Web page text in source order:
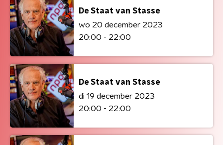
De Staat van Stasse
wo 20 december 2023
20:00 - 22:00
De Staat van Stasse
di 19 december 2023
20:00 - 22:00